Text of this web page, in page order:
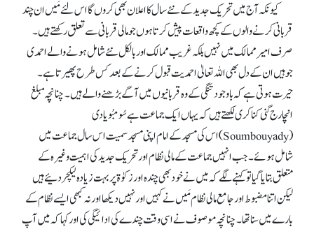
کیونکہ آج میں تحریک جدید کے نئے سال کا اعلان بھی کروں گا اس لئے مَیں ان چند
قربانی کرنے والوں کے کچھ واقعات پیش کرتا ہوں جو مالی قربانی سے تعلق رکھتے ہیں۔
صرف امیر ممالک میں نہیں بلکہ غریب ممالک اور بالکل نئے شامل ہونے والے احمدی
جو ہیں ان کے دل بھی اللہ تعالیٰ احمدیت قبول کرنے کے بعد کس طرح پھیرتا ہے۔
حیرت ہوتی ہے کہ باوجود تنگی کے وہ قربانیوں میں آگے بڑھنے والے ہیں۔ چنانچہ مبلغ
انچارج گنی کناکری لکھتے ہیں کہ یہاں ایک جماعت ہے سُومبُویادی
(Soumbouyady) اس کی مسجد کے امام اپنی مسجد سمیت اس سال جماعت میں
شامل ہوئے۔ جب انہیں جماعت کے مالی نظام اور تحریک جدید کی اہمیت وغیرہ کے
متعلق بتایا گیا تو کہنے لگے کہ میں نے خود بھی چندہ اور زکوٰۃ پر بہت زیادہ لیکچر دئیے ہیں
لیکن اتنا مضبوط اور جامع مالی نظام مَیں نے کہیں اور نہیں دیکھا اور نہ کبھی ایسے نظام کے
بارے میں سنا تھا۔ چنانچہ موصوف نے اسی وقت چندے کی ادائیگی کی اور کہا کہ میں آپ